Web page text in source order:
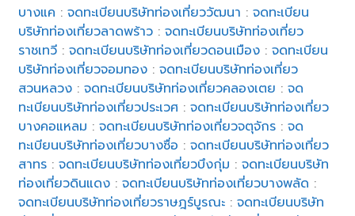
บางแค :จดทะเบียนบริษัทท่องเที่ยววัฒนา :จดทะเบียน
บริษัทท่องเที่ยวลาดพร้าว :จดทะเบียนบริษัทท่องเที่ยว
ราชเทวี :จดทะเบียนบริษัทท่องเที่ยวดอนเมือง :จดทะเบียน
บริษัทท่องเที่ยวจอมทอง :จดทะเบียนบริษัทท่องเที่ยว
สวนหลวง :จดทะเบียนบริษัทท่องเที่ยวคลองเตย :จด
ทะเบียนบริษัทท่องเที่ยวประเวศ :จดทะเบียนบริษัทท่องเที่ยว
บางคอแหลม :จดทะเบียนบริษัทท่องเที่ยวจตุจักร :จด
ทะเบียนบริษัทท่องเที่ยวบางซื่อ :จดทะเบียนบริษัทท่องเที่ยว
สาทร :จดทะเบียนบริษัทท่องเที่ยวบึงกุ่ม :จดทะเบียนบริษัท
ท่องเที่ยวดินแดง :จดทะเบียนบริษัทท่องเที่ยวบางพลัด :
จดทะเบียนบริษัทท่องเที่ยวราษฎร์บูรณะ :จดทะเบียนบริษัท